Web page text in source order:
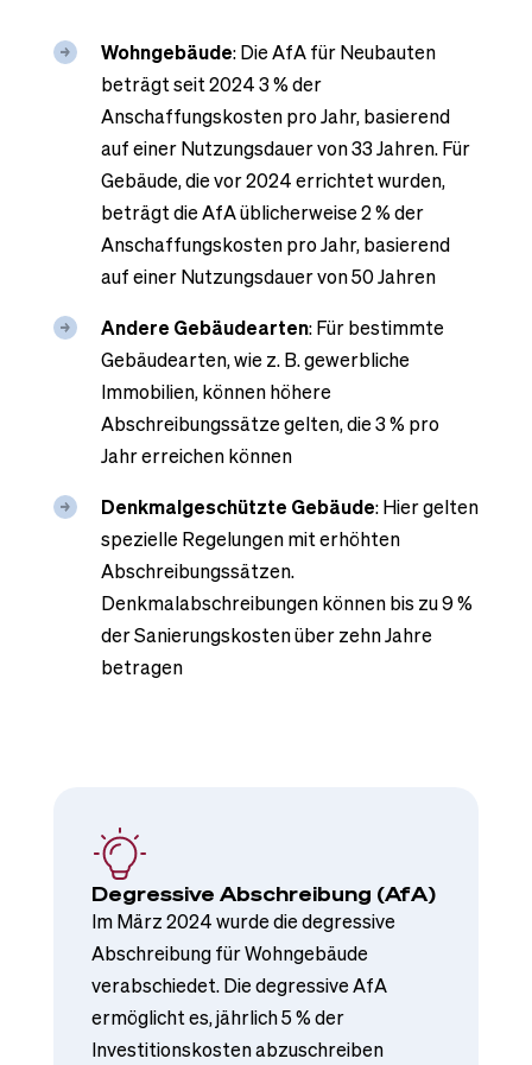
Wohngebäude: Die AfA für Neubauten
beträgt seit 2024 3 % der
Anschaffungskosten pro Jahr, basierend
auf einer Nutzungsdauer von 33 Jahren. Für
Gebäude, die vor 2024 errichtet wurden,
beträgt die AfA üblicherweise 2 % der
Anschaffungskosten pro Jahr, basierend
auf einer Nutzungsdauer von 50 Jahren
Andere Gebäudearten: Für bestimmte
Gebäudearten, wie z. B. gewerbliche
Immobilien, können höhere
Abschreibungssätze gelten, die 3 % pro
Jahr erreichen können
Denkmalgeschützte Gebäude: Hier gelten
spezielle Regelungen mit erhöhten
Abschreibungssätzen.
Denkmalabschreibungen können bis zu 9 %
der Sanierungskosten über zehn Jahre
betragen
Degressive Abschreibung (AfA)
Im März 2024 wurde die degressive
Abschreibung für Wohngebäude
verabschiedet. Die degressive AfA
ermöglicht es, jährlich 5 % der
Investitionskosten abzuschreiben